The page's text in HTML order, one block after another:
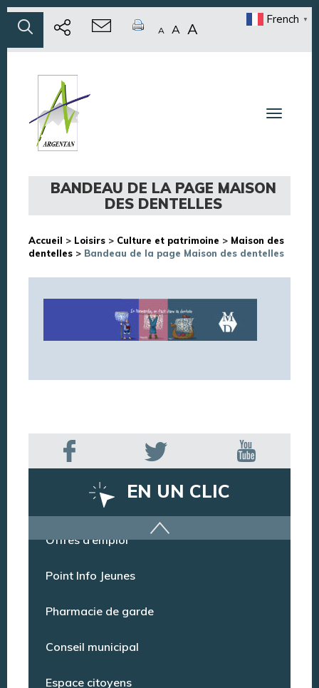
A A A
French ▼
Toggle
BANDEAU DE LA PAGE MAISON
DES DENTELLES
Accueil > Loisirs > Culture et patrimoine > Maison des
dentelles > Bandeau de la page Maison des dentelles
EN UN CLIC